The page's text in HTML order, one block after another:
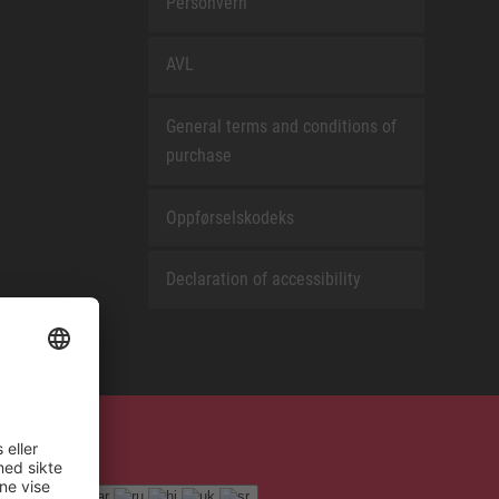
AVL
General terms and conditions of
purchase
Oppførselskodeks
Declaration of accessibility